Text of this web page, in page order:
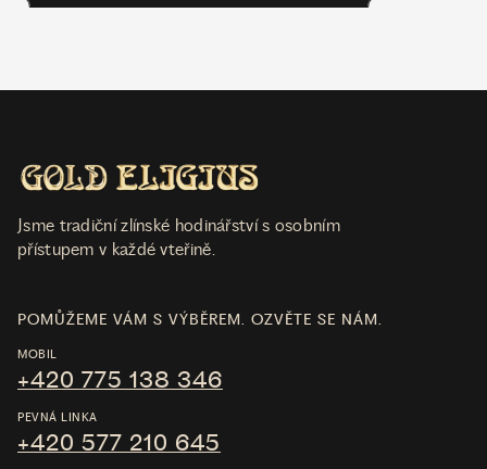
Jsme tradiční zlínské hodinářství s osobním
přístupem v každé vteřině.
POMŮŽEME VÁM S VÝBĚREM. OZVĚTE SE NÁM.
MOBIL
+420 775 138 346
PEVNÁ LINKA
+420 577 210 645